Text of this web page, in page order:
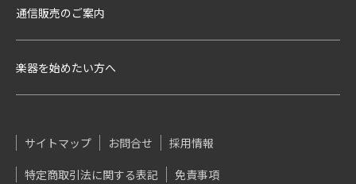
通信販売のご案内
楽器を始めたい方へ
サイトマップ お問合せ
採用情報
特定商取引法に関する表記
免責事項